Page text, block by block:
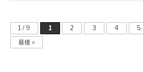
1 / 9 1 2 3 4 5
最後 »